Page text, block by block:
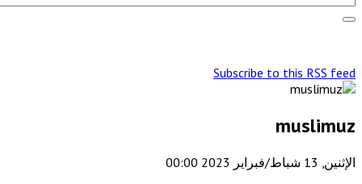
Subscribe to this RSS feed
muslimuz
الإثنين, 13 شباط/فبراير 2023 00:00